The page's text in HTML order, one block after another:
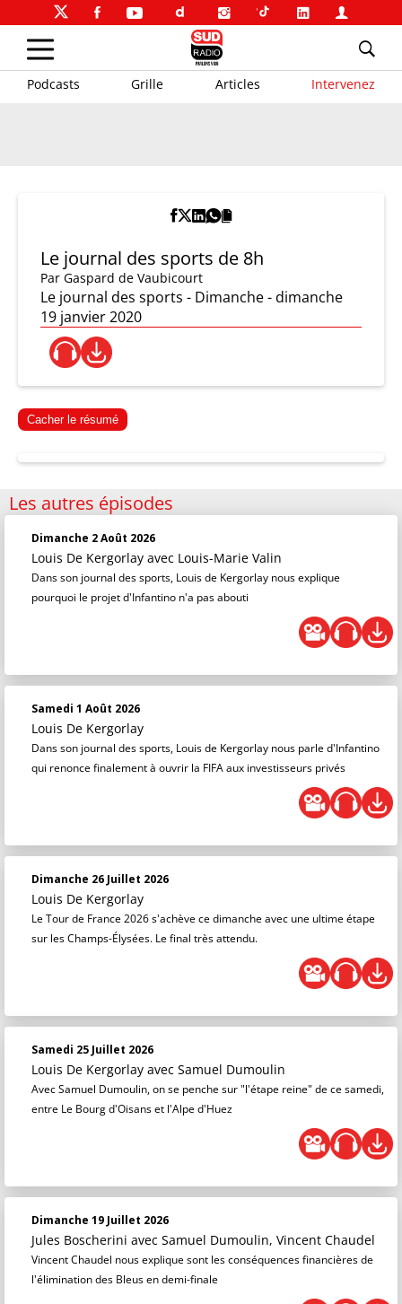
Podcasts Grille Articles Intervenez
Le journal des sports de 8h
Par Gaspard de Vaubicourt
Le journal des sports - Dimanche - dimanche
19 janvier 2020
Cacher le résumé
Les autres épisodes
Dimanche 2 Août 2026
Louis De Kergorlay avec Louis-Marie Valin
Dans son journal des sports, Louis de Kergorlay nous explique
pourquoi le projet d'Infantino n'a pas abouti
Samedi 1 Août 2026
Louis De Kergorlay
Dans son journal des sports, Louis de Kergorlay nous parle d'Infantino
qui renonce finalement à ouvrir la FIFA aux investisseurs privés
Dimanche 26 Juillet 2026
Louis De Kergorlay
Le Tour de France 2026 s'achève ce dimanche avec une ultime étape
sur les Champs-Élysées. Le final très attendu.
Samedi 25 Juillet 2026
Louis De Kergorlay avec Samuel Dumoulin
Avec Samuel Dumoulin, on se penche sur "l'étape reine" de ce samedi,
entre Le Bourg d'Oisans et l'Alpe d'Huez
Dimanche 19 Juillet 2026
Jules Boscherini avec Samuel Dumoulin, Vincent Chaudel
Vincent Chaudel nous explique sont les conséquences financières de
l'élimination des Bleus en demi-finale